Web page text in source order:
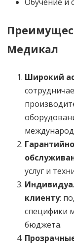
Медикал
Широкий
услуг и
клиенту:
специфики
бюджета.